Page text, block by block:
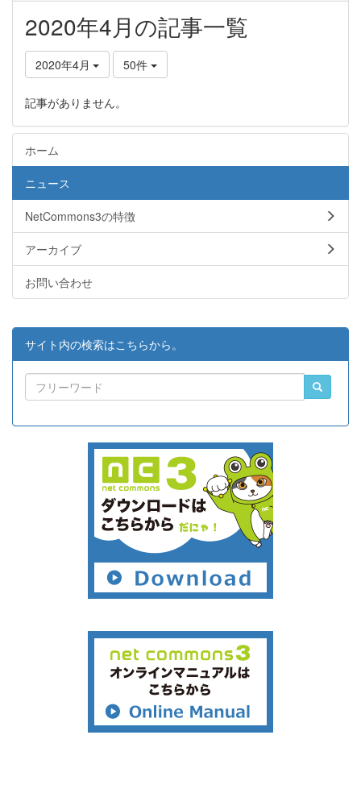
2020年4月の記事一覧
2020年4月 50件
記事がありません。
ホーム
ニュース
NetCommons3の特徴
アーカイブ
お問い合わせ
サイト内の検索はこちらから。